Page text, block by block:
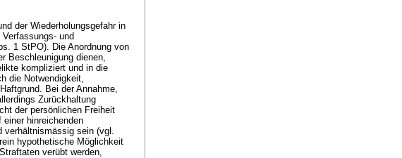
der Wiederholungsgefahr in
und
1 StPO). Die Anordnung von
Beschleunigung dienen,
kompliziert und in die
die Notwendigkeit,
Bei der Annahme,
Zurückhaltung
der persönlichen Freiheit
hinreichenden
verhältnismässig sein (vgl.
hypothetische Möglichkeit
verübt werden,